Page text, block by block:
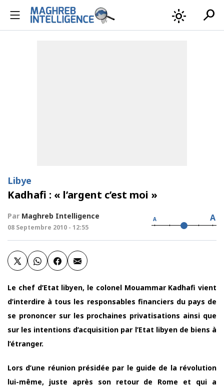
light_mode search
Libye
Kadhafi : « l’argent c’est moi »
Par Maghreb Intelligence
08 Septembre 2010 - 12:55
A A
Le chef d’Etat libyen, le colonel Mouammar Kadhafi vient
d’interdire à tous les responsables financiers du pays de
se prononcer sur les prochaines privatisations ainsi que
sur les intentions d’acquisition par l’Etat libyen de biens à
l’étranger.
Lors d’une réunion présidée par le guide de la révolution
lui-même, juste après son retour de Rome et qui a